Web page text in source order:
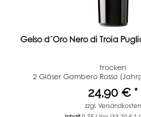
Gelso d´Oro Nero di Troia
trocken
2 Gläser Gambero Rosso
24,90 € *
zzgl.Versandkosten